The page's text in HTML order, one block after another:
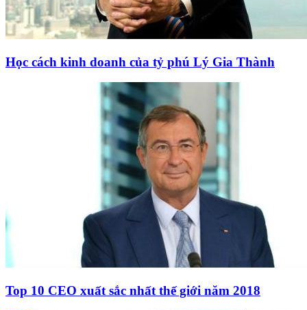
Học cách kinh doanh của tỷ phú Lý Gia Thành
Top 10 CEO xuất sắc nhất thế giới năm 2018